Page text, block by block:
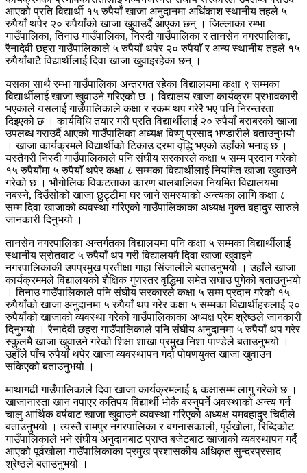
आएको प्रति विद्यार्थी १५ रुपैयाँ खाजा अनुदानमा अधिंकाश स्थानीय तहले ५
रुपैयाँ थपेर २० रुपैयाँको खाजा खुवाउर्दै आएका छन् । जिल्लाका रम्भा
गाउँपालिका, तिनाउ गाउँपालिका, निस्दी गाउँपालिका र तानसेन नगरपालिका,
रैनादेवी छहरा गाउँपालिकाले ५ रुपैयाँ थपेर २० रुपैयाँ र अन्य स्थानीय तहले १५
रुपैयाँबाटै विद्यार्थीलाई दिवा खाजा खुवाइरहेका छन् ।
यसका साथै रम्भा गाउँपालिका अन्तरगत रहेका विद्यालयमा कक्षा ९ सम्मका
विद्यार्थीलाई खाजा खुवाउने गरिएको छ । विद्यालय खाजा कार्यक्रम प्रभावकारी
भएकाले यसलाई गाउँपालिकाले कक्षा र रकम थप गरेरै भए पनि निरन्तरता
दिइएको छ । कार्यविधि तयार गरी प्रति विद्यार्थीलाई २० रुपैयाँ बराबरको खाजा
उपलब्ध गराउर्दै आएको गाउँपालिका अध्यक्ष विष्णु प्रसाद भण्डारीले बताउनुभयो
। खाजा कार्यक्रमले विद्यार्थीको टिकाउ दरमा वृद्धि भएको उहाँको भनाइ छ ।
यस्तैगरी निस्दी गाउँपालिकाले पनि संघीय सरकारले कक्षा ५ सम्म प्रदान गरेको
१५ रुपैयाँमा ५ रुपैयाँ थपेर कक्षा ८ सम्मका विद्यार्थीलाई नियमित खाजा खुवाउने
गरेको छ । भौगोलिक विकटताका कारण बालबालिका नियमित विद्यालयमा
नबस्ने, दिउँसोको खाजा छुट्टीमा घर जाने समस्याको अन्त्यका लागि कक्षा ८
सम्म दिवा खाजाको व्यवस्था गरिएको गाउँपालिकाका अध्यक्ष मुक्त बहादुर सारुले
जानकारी दिनुभयो ।
तानसेन नगरपालिका अन्तर्गतका विद्यालयमा पनि कक्षा ५ सम्मका विद्यार्थीलाई
स्थानीय स्रोतबाट ५ रुपैयाँ थप गरी विद्यालयमै दिवा खाजा खुवाइने
नगरपालिकाकी उपप्रमुख प्रतीक्षा गाहा सिंजालीले बताउनुभयो । उहाँले खाजा
कार्यक्रममले विद्यालयको शैक्षिक गुणस्तर वृद्धिमा समेत सघाउ पुगेको बताउनुभयो
। तिनाउ गाउँपालिकाले पनि संघीय सरकारले कक्षा ५ सम्म प्रदान गरेको १५
रुपैयाँको खाजा अनुदानमा ५ रुपैयाँ थप गरेर कक्षा ५ सम्मका विद्यार्थीहरुलाई २०
रुपैयाँको खाजाको व्यवस्था गरेको गाउँपालिकाका अध्यक्ष प्रेम श्रेष्ठले जानकारी
दिनुभयो । रैनादेवी छहरा गाउँपालिकाले पनि संघीय अनुदानमा ५ रुपैयाँ थप गरेर
स्कुलमै खाजा खुवाउने गरेको शिक्षा शाखा प्रमुख निशा पाण्डेले बताउनुभयो ।
उहाँले पाँच रुपैयाँ थपेर खाजा व्यवस्थापन गर्दा पोषणयुक्त खाजा खुवाउन
सकिएको बताउनुभयो ।
माथागढी गाउँपालिकाले दिवा खाजा कार्यक्रमलाई ६ कक्षासम्म लागु गरेको छ ।
खाजानास्ता खान नपाएर कतिपय विद्यार्थी भोकै बस्नुपर्ने अवस्थाको अन्त्य गर्न
चालु आर्थिक वर्षबाट खाजा खुवाउने व्यवस्था गरिएको अध्यक्ष यमबहादुर चिदीले
बताउनुभयो । त्यस्तै रामपुर नगरपालिका र बगनासकाली, पूर्वखोला, रिब्दिकोट
गाउँपालिकाले भने संघीय अनुदानबाट प्राप्त बजेटबाट खाजाको व्यवस्थापन गर्दै
आएको पूर्वखोला गाउँपालिकाका प्रमुख प्रशासकीय अधिकृत सुन्दरप्रसाद
श्रेष्ठले बताउनुभयो ।